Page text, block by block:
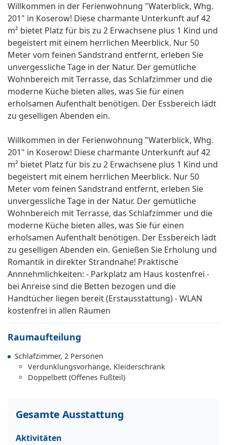
Willkommen in der Ferienwohnung "Waterblick, Whg.
201" in Koserow! Diese charmante Unterkunft auf 42
m² bietet Platz für bis zu 2 Erwachsene plus 1 Kind und
begeistert mit einem herrlichen Meerblick. Nur 50
Meter vom feinen Sandstrand entfernt, erleben Sie
unvergessliche Tage in der Natur. Der gemütliche
Wohnbereich mit Terrasse, das Schlafzimmer und die
moderne Küche bieten alles, was Sie für einen
erholsamen Aufenthalt benötigen. Der Essbereich lädt
zu geselligen Abenden ein.
Willkommen in der Ferienwohnung "Waterblick, Whg.
201" in Koserow! Diese charmante Unterkunft auf 42
m² bietet Platz für bis zu 2 Erwachsene plus 1 Kind und
begeistert mit einem herrlichen Meerblick. Nur 50
Meter vom feinen Sandstrand entfernt, erleben Sie
unvergessliche Tage in der Natur. Der gemütliche
Wohnbereich mit Terrasse, das Schlafzimmer und die
moderne Küche bieten alles, was Sie für einen
erholsamen Aufenthalt benötigen. Der Essbereich lädt
zu geselligen Abenden ein. Genießen Sie Erholung und
Romantik in direkter Strandnähe! Praktische
Annnehmlichkeiten: - Parkplatz am Haus kostenfrei -
bei Anreise sind die Betten bezogen und die
Handtücher liegen bereit (Erstausstattung) - WLAN
kostenfrei in allen Räumen
Raumaufteilung
Schlafzimmer, 2 Personen
Verdunklungsvorhänge, Kleiderschrank
Doppelbett (Offenes Fußteil)
Gesamte Ausstattung
Aktivitäten